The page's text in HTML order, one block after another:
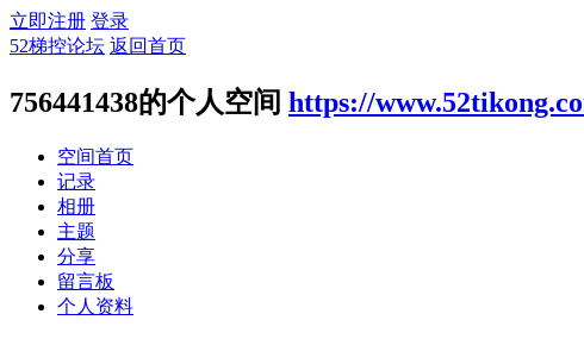
立即注册 登录
52梯控论坛 返回首页
756441438的个人空间 https://
空间首页
记录
相册
主题
分享
留言板
个人资料